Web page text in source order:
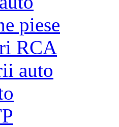
piese
RCA
auto